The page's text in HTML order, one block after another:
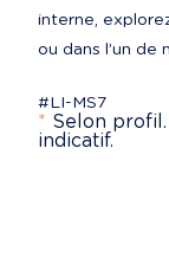
interne,
ou dans l’un de
#LI-MS7
* Selon
indicatif.